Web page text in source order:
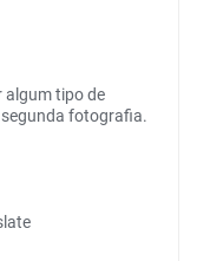
algum tipo de
fotografia.